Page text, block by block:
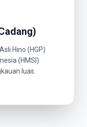
Hino (HGP)
(HMSI)
luas.